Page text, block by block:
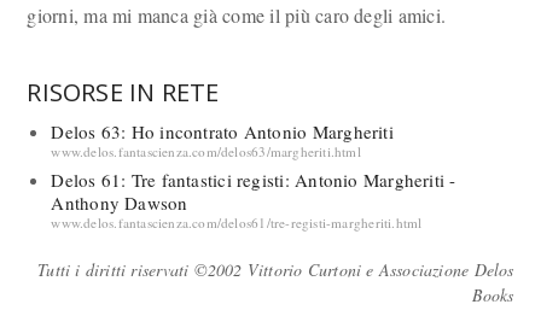
giorni, ma mi manca già come il più caro degli amici.
RISORSE IN RETE
Delos 63: Ho incontrato Antonio Margheriti
www.delos.fantascienza.com/delos63/margheriti.html
Delos 61: Tre fantastici registi: Antonio Margheriti -
Anthony Dawson
www.delos.fantascienza.com/delos61/tre-registi-margheriti.html
Tutti i diritti riservati ©2002 Vittorio Curtoni e Associazione Delos
Books